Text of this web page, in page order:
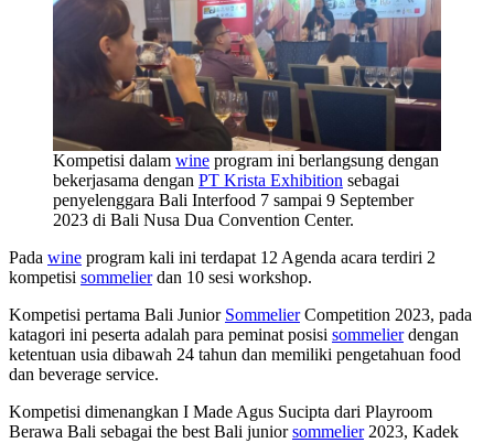
Kompetisi dalam wine program ini berlangsung dengan
bekerjasama dengan PT Krista Exhibition sebagai
penyelenggara Bali Interfood 7 sampai 9 September
2023 di Bali Nusa Dua Convention Center.
Pada wine program kali ini terdapat 12 Agenda acara terdiri 2
kompetisi sommelierdan 10 sesi workshop.
Kompetisi pertama Bali Junior SommelierCompetition 2023, pada
katagori ini peserta adalah para peminat posisi sommelierdengan
ketentuan usia dibawah 24 tahun dan memiliki pengetahuan food
dan beverage service.
Kompetisi dimenangkan I Made Agus Sucipta dari Playroom
Berawa Bali sebagai the best Bali juniorsommelier2023, Kadek